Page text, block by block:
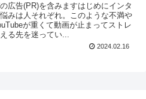
広告(PR)を含みますはじめにインタ
みは人それぞれ。このような不満や
が重くて動画が止まってストレ
る先を迷ってい...
2024.02.16